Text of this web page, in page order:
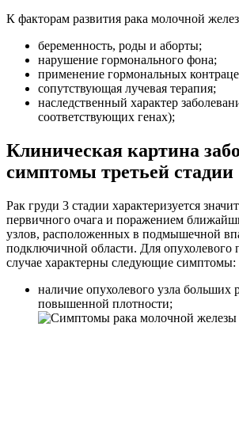
К факторам развития рака молочной
беременность, роды и аборты;
нарушение гормонального фона;
применение гормональных
сопутствующая лучевая терапия;
наследственный характер
соответствующих генах);
Клиническая картина
симптомы третьей стадии
Рак груди 3 стадии характеризуется
первичного очага и поражением
узлов, расположенных в подмышечной
подключичной области. Для опухолевого
случае характерны следующие симптомы:
наличие опухолевого узла больших
повышенной плотности;